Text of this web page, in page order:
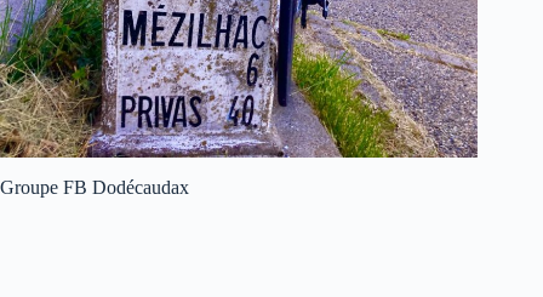
Groupe FB Dodécaudax